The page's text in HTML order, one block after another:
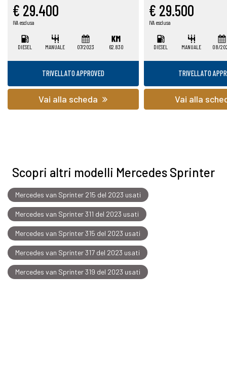
€ 29.400
IVA esclusa
DIESEL MANUALE 07/2023 62.830
TRIVELLATO APPROVED
Vai alla scheda
€ 29.500
IVA esclusa
DIESEL MANUALE 08/
TRIVELLATO
Vai alla
Scopri altri modelli Mercedes Sprinter
Mercedes van Sprinter 215 del 2023 usati
Mercedes van Sprinter 311 del 2023 usati
Mercedes van Sprinter 315 del 2023 usati
Mercedes van Sprinter 317 del 2023 usati
Mercedes van Sprinter 319 del 2023 usati